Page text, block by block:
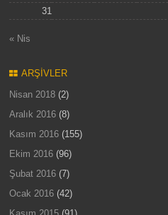
31
« Nis
ARŞIVLER
Nisan 2018 (2)
Aralık 2016 (8)
Kasım 2016 (155)
Ekim 2016 (96)
Şubat 2016 (7)
Ocak 2016 (42)